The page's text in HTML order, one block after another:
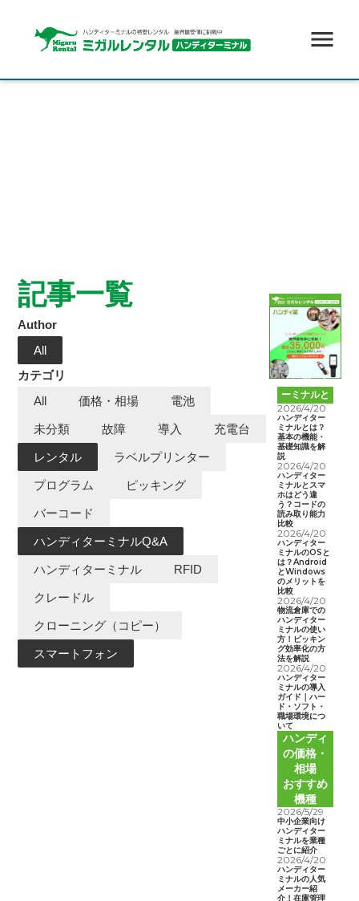
記事一覧
Author
All
カテゴリ
All
価格・相場 電池
未分類 故障 導入 充電台
レンタル ラベルプリンター
プログラム ピッキング
バーコード
ハンディターミナルQ&A
ハンディターミナル RFID
クレードル
クローニング（コピー）
スマートフォン
ハンディタ
ーミナルと
は
2026/4/20
ハンディター
ミナルとは？
基本の機能・
基礎知識を解
説
2026/4/20
ハンディター
ミナルとスマ
ホはどう違
う？コードの
読み取り能力
比較
2026/4/20
ハンディター
ミナルのOSと
は？Android
とWindows
のメリットを
比較
2026/4/20
物流倉庫での
ハンディター
ミナルの使い
方！ピッキン
グ効率化の方
法を解説
2026/4/20
ハンディター
ミナルの導入
ガイド｜ハー
ド・ソフト・
職場環境につ
いて
ハンディ
の価格・
相場
おすすめ
機種
2026/5/29
中小企業向け
ハンディター
ミナルを業種
ごとに紹介
2026/4/20
ハンディター
ミナルの人気
メーカー紹
介！在庫管理
menu